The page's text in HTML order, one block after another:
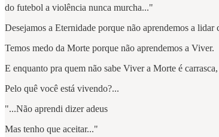
do futebol a violência nunca murcha..."
Desejamos a Eternidade porque não aprendemos a lidar
Temos medo da Morte porque não aprendemos a Viver.
E enquanto pra quem não sabe Viver a Morte é
Pelo quê você está vivendo?...
"...Não aprendi dizer adeus
Mas tenho que aceitar..."